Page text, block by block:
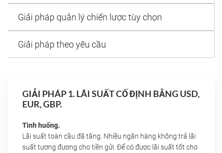
Giải pháp quản lý chiến lược tùy chọn
Giải pháp theo yêu cầu
GIẢI PHÁP 1. LÃI SUẤT CỐ ĐỊNH BẰNG USD,
EUR, GBP.
Tình huống.
Lãi suất toàn cầu đã tăng. Nhiều ngân hàng không trả lãi
suất tương đương cho tiền gửi. Để có được lãi suất tốt cho